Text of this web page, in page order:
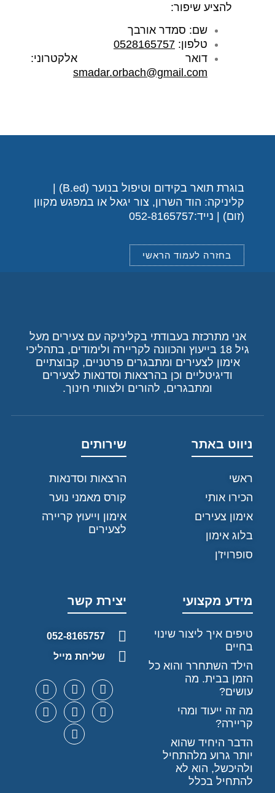
להציע שיפור:
שם: סמדר אורבך
טלפון: 0528165757
דואר אלקטרוני:
smadar.orbach@gmail.com
בוגרת תואר בקידום וטיפול בנוער (B.ed) |
קליניקה: הוד השרון, צור יגאל או במפגש מקוון
(זום) | נייד:052-8165757
בחזרה לעמוד הראשי
אני מתרכזת בעבודתי בקליניקה עם צעירים מעל
גיל 18 בייעוץ והכוונה לקריירה ולימודים, בתהליכי
אימון לצעירים ומתבגרים פרטניים, קבוצתיים
ודיגיטליים וכן בהרצאות וסדנאות לצעירים
ומתבגרים, להורים ולצוותי חינוך.
ניווט באתר
ראשי
הכירו אותי
אימון צעירים
בלוג אימון
סופרויז'ן
שירותים
הרצאות וסדנאות
קורס מאמני נוער
אימון וייעוץ קריירה
לצעירים
מידע מקצועי
טיפים איך ליצור שינוי
בחיים
הילד השתחרר והוא כל
הזמן בבית. מה
עושים?
מה זה ייעוד ומהי
קריירה?
הדבר היחיד שהוא
יותר גרוע מלהתחיל
ולהיכשל, הוא לא
להתחיל בכלל
יצירת קשר
052-8165757
שליחת מייל